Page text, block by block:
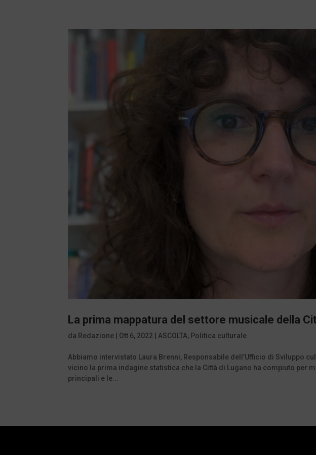
La prima mappatura del settore musicale della
da Redazione Ott 6, 2022 ASCOLTA, Politica culturale
Abbiamo intervistato Laura Brenni, Responsabile dell’Ufficio di Sviluppo
vicino la prima indagine statistica che la Città di Lugano ha compiuto per
principali e le...